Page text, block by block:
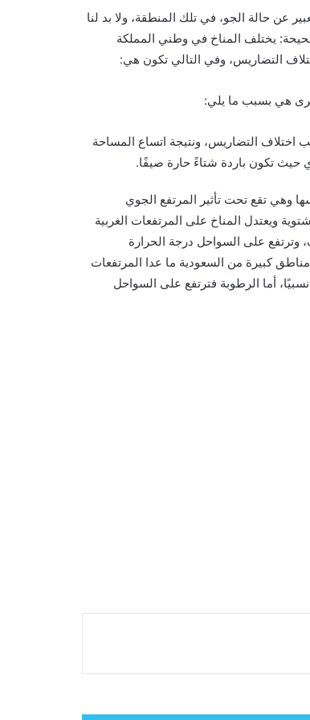
عن حالة الجو، في تلك المنطقة، ولا بد لنا
يختلف المناخ في وطني المملكة
التضاريس، وفي التالي تكون هي:
هي بسبب ما يلي:
اختلاف التضاريس، ونتيجة اتساع المساحة
حيث تكون باردة شتاءً حارة صيفًا.
وهي تقع تحت تأثير المرتفع الجوي
ويعتدل المناخ على المرتفعات الغربية
وترتفع على السواحل درجة الحرارة
كبيرة من السعودية ما عدا المرتفعات
أما الرطوبة فترتفع على السواحل